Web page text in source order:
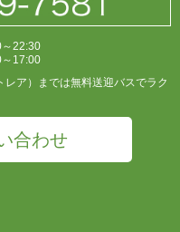
～22:30
～17:00
ア）までは無料送迎バスでラク
合わせ